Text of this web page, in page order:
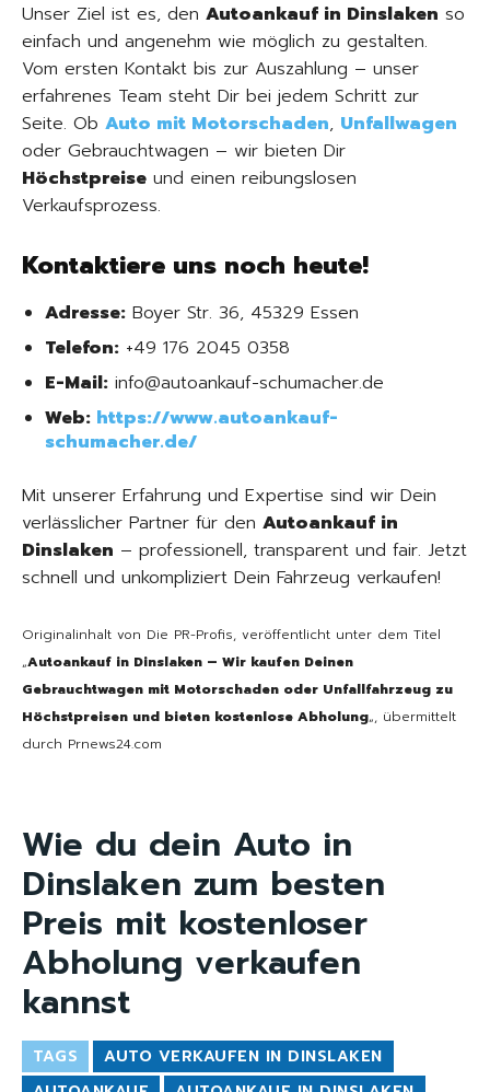
Unser Ziel ist es, den Autoankauf in Dinslaken so
einfach und angenehm wie möglich zu gestalten.
Vom ersten Kontakt bis zur Auszahlung – unser
erfahrenes Team steht Dir bei jedem Schritt zur
Seite. Ob Auto mit Motorschaden, Unfallwagen
oder Gebrauchtwagen – wir bieten Dir
Höchstpreise und einen reibungslosen
Verkaufsprozess.
Kontaktiere uns noch heute!
Adresse: Boyer Str. 36, 45329 Essen
Telefon: +49 176 2045 0358
E-Mail: info@autoankauf-schumacher.de
Web: https://www.autoankauf-
schumacher.de/
Mit unserer Erfahrung und Expertise sind wir Dein
verlässlicher Partner für den Autoankauf in
Dinslaken – professionell, transparent und fair. Jetzt
schnell und unkompliziert Dein Fahrzeug verkaufen!
Originalinhalt von Die PR-Profis, veröffentlicht unter dem Titel
„Autoankauf in Dinslaken – Wir kaufen Deinen
Gebrauchtwagen mit Motorschaden oder Unfallfahrzeug zu
Höchstpreisen und bieten kostenlose Abholung„, übermittelt
durch Prnews24.com
Wie du dein Auto in
Dinslaken zum besten
Preis mit kostenloser
Abholung verkaufen
kannst
TAGS
AUTO VERKAUFEN IN DINSLAKEN